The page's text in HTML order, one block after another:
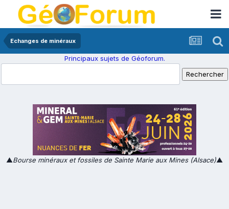
Echanges de minéraux
Principaux sujets de Géoforum.
▲Bourse minéraux et fossiles de Sainte Marie aux Mines (Alsace)▲